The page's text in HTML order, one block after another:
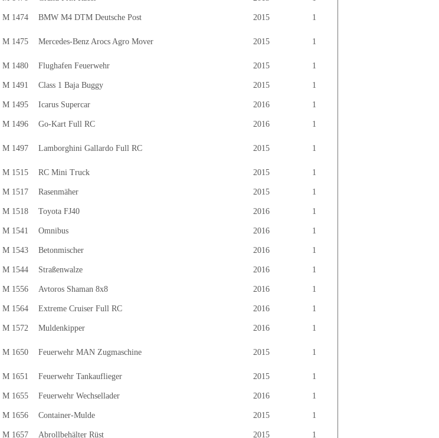
M 1474 BMW M4 DTM Deutsche Post 2015 1
M 1475 Mercedes-Benz Arocs Agro Mover 2015 1
M 1480 Flughafen Feuerwehr 2015 1
M 1491 Class 1 Baja Buggy 2015 1
M 1495 Icarus Supercar 2016 1
M 1496 Go-Kart Full RC 2016 1
M 1497 Lamborghini Gallardo Full RC 2015 1
M 1515 RC Mini Truck 2015 1
M 1517 Rasenmäher 2015 1
M 1518 Toyota FJ40 2016 1
M 1541 Omnibus 2016 1
M 1543 Betonmischer 2016 1
M 1544 Straßenwalze 2016 1
M 1556 Avtoros Shaman 8x8 2016 1
M 1564 Extreme Cruiser Full RC 2016 1
M 1572 Muldenkipper 2016 1
M 1650 Feuerwehr MAN Zugmaschine 2015 1
M 1651 Feuerwehr Tankauflieger 2015 1
M 1655 Feuerwehr Wechsellader 2016 1
M 1656 Container-Mulde 2015 1
M 1657 Abrollbehälter Rüst 2015 1